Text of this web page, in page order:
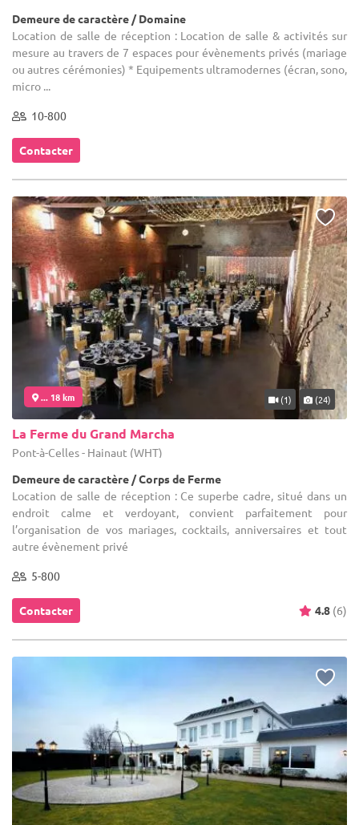
Demeure de caractère / Domaine
Location de salle de réception : Location de salle & activités sur
mesure au travers de 7 espaces pour évènements privés (mariage
ou autres cérémonies) * Equipements ultramodernes (écran, sono,
micro ...
10-800
Contacter
... 18 km (1) (24)
La Ferme du Grand Marcha
Pont-à-Celles - Hainaut (WHT)
Demeure de caractère / Corps de Ferme
Location de salle de réception : Ce superbe cadre, situé dans un
endroit calme et verdoyant, convient parfaitement pour
l’organisation de vos mariages, cocktails, anniversaires et tout
autre évènement privé
5-800
Contacter 4.8 (6)